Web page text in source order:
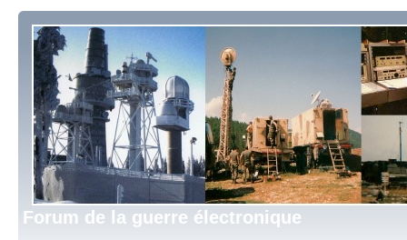
Forum de la guerre électronique